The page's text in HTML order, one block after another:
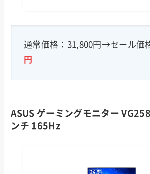
通常価格：31,800円→セール価
円
ASUS ゲーミングモニター
ンチ 165Hz